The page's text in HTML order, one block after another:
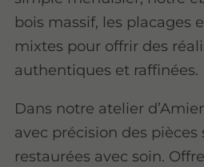
bois massif, les placages
mixtes pour offrir des
authentiques et raffinées.
Dans notre atelier
avec précision des pièces
restaurées avec soin.